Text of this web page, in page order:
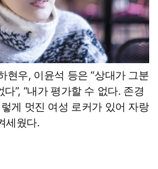
현우, 이윤석 등은 “상대가 그분
”, “내가 평가할 수 없다. 존경
게 멋진 여성 로커가 있어 자랑
세웠다.